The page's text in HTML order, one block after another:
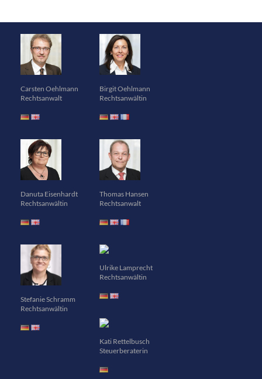
Carsten Oehlmann
Rechtsanwalt
Birgit Oehlmann
Rechtsanwältin
Danuta Eisenhardt
Rechtsanwältin
Thomas Hansen
Rechtsanwalt
Stefanie Schramm
Rechtsanwältin
Ulrike Lamprecht
Rechtsanwältin
Kati Rettelbusch
Steuerberaterin